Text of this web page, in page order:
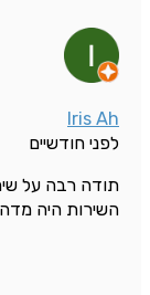
Iris Ah
לפני חודשיים
תודה רבה על
השירות היה